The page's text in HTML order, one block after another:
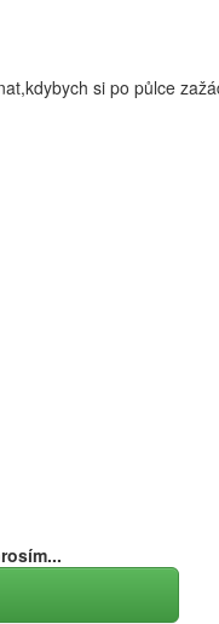
si po půlce